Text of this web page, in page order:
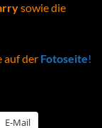
sowie die
auf der Fotoseite!
E-Mail